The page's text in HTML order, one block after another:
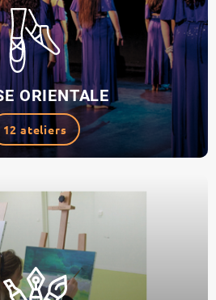
ORIENTALE
12 ateliers